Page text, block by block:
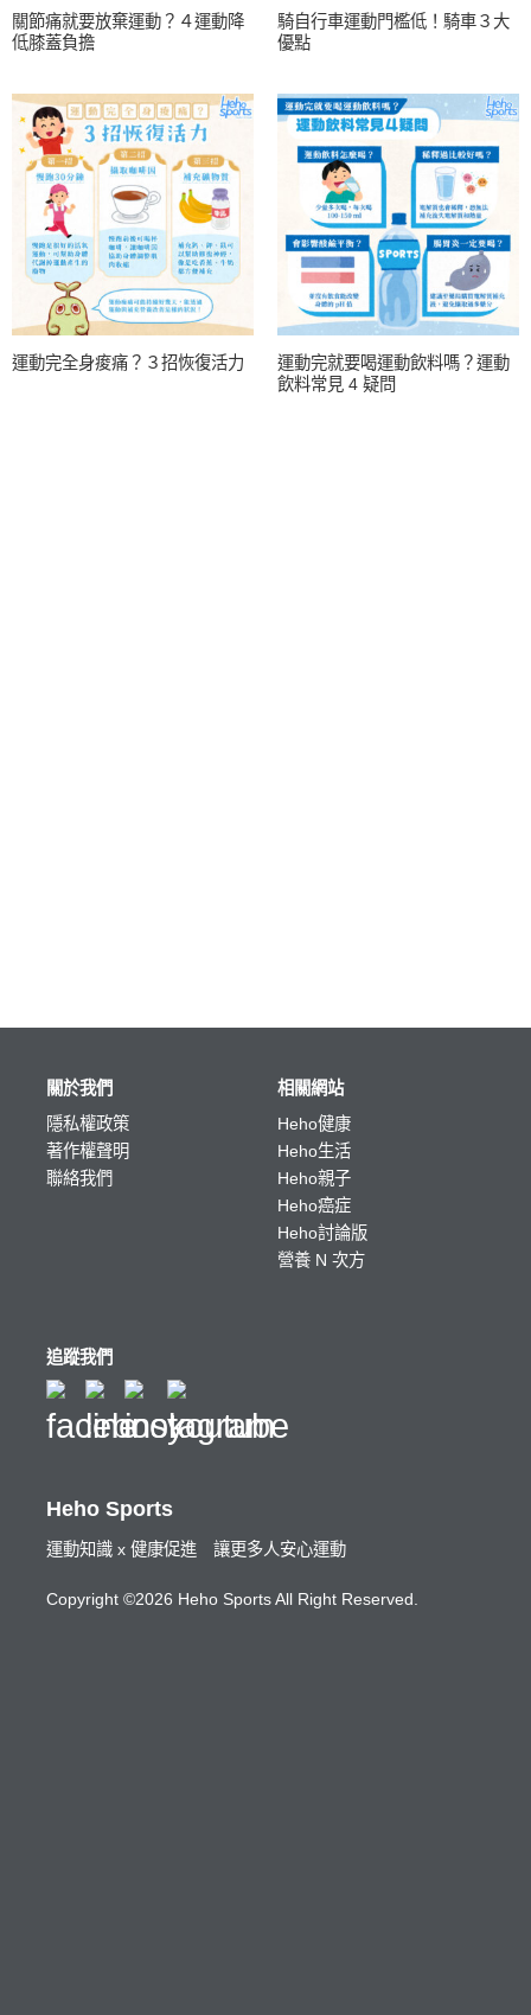
關節痛就要放棄運動？４運動降
低膝蓋負擔
騎自行車運動門檻低！騎車３大
優點
運動完全身痠痛？３招恢復活力
運動完就要喝運動飲料嗎？運動
飲料常見 4 疑問
Heho Sports
運動知識 x 健康促進 讓更多人安心運動
Copyright ©2026 Heho Sports All Right Reserved.
關於我們
隱私權政策
著作權聲明
聯絡我們
相關網站
Heho健康
Heho生活
Heho親子
Heho癌症
Heho討論版
營養 N 次方
追蹤我們